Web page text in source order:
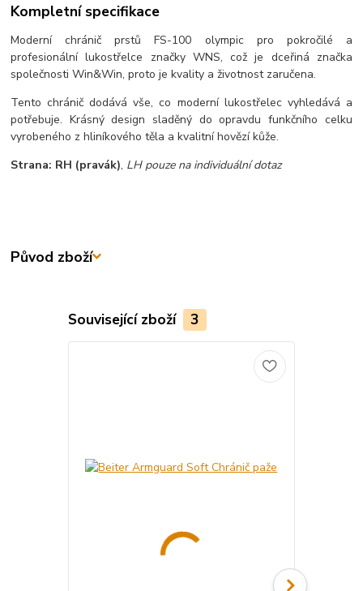
Kompletní specifikace
Moderní chránič prstů FS-100 olympic pro pokročilé a
profesionální lukostřelce značky WNS, což je dceřiná značka
společnosti Win&Win, proto je kvality a životnost zaručena.
Tento chránič dodává vše, co moderní lukostřelec vyhledává a
potřebuje. Krásný design sladěný do opravdu funkčního celku
vyrobeného z hliníkového těla a kvalitní hovězí kůže.
Strana: RH (pravák), LH pouze na individuální dotaz
Původ zboží
Související zboží 3